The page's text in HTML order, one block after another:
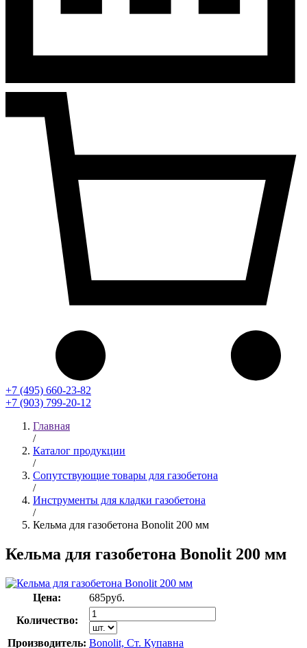
+7 (495) 660-23-82
+7 (903) 799-20-12
Главная
/
Каталог продукции
/
Сопутствующие товары для газобетона
/
Инструменты для кладки газобетона
/
Кельма для газобетона Bonolit 200 мм
Кельма для газобетона Bonolit 200 мм
Цена: 685руб.
Количество:
Производитель: Bonolit, Ст. Купавна